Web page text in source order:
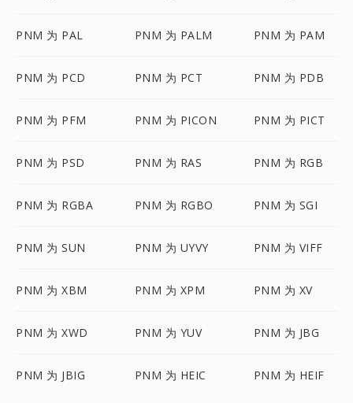
PNM 为 PAL PNM 为 PALM PNM 为 PAM
PNM 为 PCD PNM 为 PCT PNM 为 PDB
PNM 为 PFM PNM 为 PICON PNM 为 PICT
PNM 为 PSD PNM 为 RAS PNM 为 RGB
PNM 为 RGBA PNM 为 RGBO PNM 为 SGI
PNM 为 SUN PNM 为 UYVY PNM 为 VIFF
PNM 为 XBM PNM 为 XPM PNM 为 XV
PNM 为 XWD PNM 为 YUV PNM 为 JBG
PNM 为 JBIG PNM 为 HEIC PNM 为 HEIF